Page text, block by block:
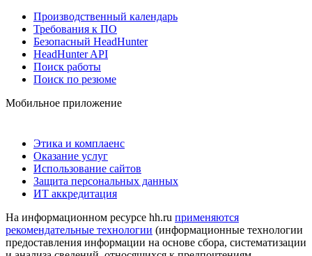
Производственный календарь
Требования к ПО
Безопасный HeadHunter
HeadHunter API
Поиск работы
Поиск по резюме
Мобильное приложение
Этика и комплаенс
Оказание услуг
Использование сайтов
Защита персональных данных
ИТ аккредитация
На информационном ресурсе hh.ru применяются
рекомендательные технологии (информационные технологии
предоставления информации на основе сбора, систематизации